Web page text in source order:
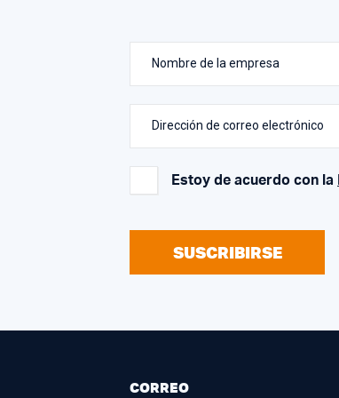
Nombre de la empresa
Dirección de correo electrónico
Estoy de acuerdo con la
SUSCRIBIRSE
CORREO